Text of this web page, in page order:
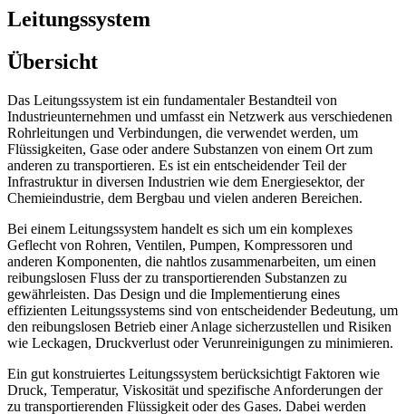
Leitungssystem
Übersicht
Das Leitungssystem ist ein fundamentaler Bestandteil von
Industrieunternehmen und umfasst ein Netzwerk aus verschiedenen
Rohrleitungen und Verbindungen, die verwendet werden, um
Flüssigkeiten, Gase oder andere Substanzen von einem Ort zum
anderen zu transportieren. Es ist ein entscheidender Teil der
Infrastruktur in diversen Industrien wie dem Energiesektor, der
Chemieindustrie, dem Bergbau und vielen anderen Bereichen.
Bei einem Leitungssystem handelt es sich um ein komplexes
Geflecht von Rohren, Ventilen, Pumpen, Kompressoren und
anderen Komponenten, die nahtlos zusammenarbeiten, um einen
reibungslosen Fluss der zu transportierenden Substanzen zu
gewährleisten. Das Design und die Implementierung eines
effizienten Leitungssystems sind von entscheidender Bedeutung, um
den reibungslosen Betrieb einer Anlage sicherzustellen und Risiken
wie Leckagen, Druckverlust oder Verunreinigungen zu minimieren.
Ein gut konstruiertes Leitungssystem berücksichtigt Faktoren wie
Druck, Temperatur, Viskosität und spezifische Anforderungen der
zu transportierenden Flüssigkeit oder des Gases. Dabei werden